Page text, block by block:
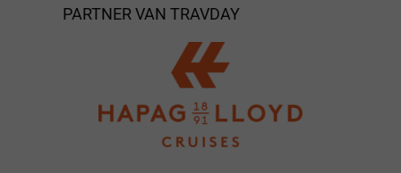
PARTNER VAN TRAVDAY